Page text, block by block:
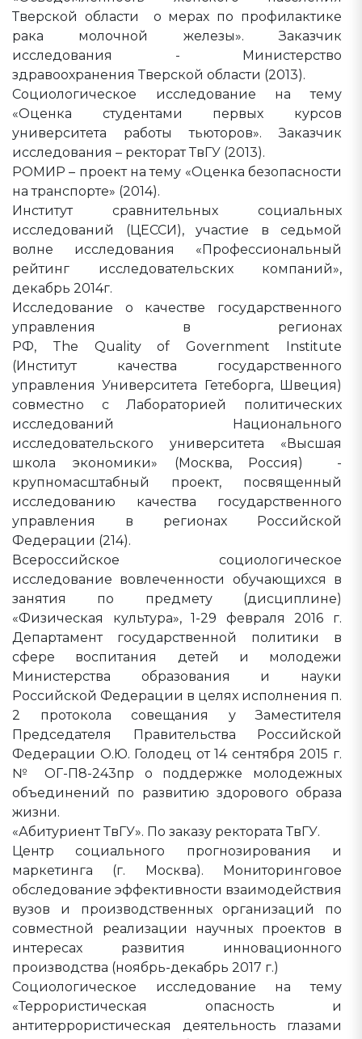
Тверской области о мерах по профилактике
рака молочной железы». Заказчик
исследования - Министерство
здравоохранения Тверской области (2013).
Социологическое исследование на тему
«Оценка студентами первых курсов
университета работы тьюторов». Заказчик
исследования – ректорат ТвГУ (2013).
РОМИР – проект на тему «Оценка безопасности
на транспорте» (2014).
Институт сравнительных социальных
исследований (ЦЕССИ), участие в седьмой
волне исследования «Профессиональный
рейтинг исследовательских компаний»,
декабрь 2014г.
Исследование о качестве государственного
управления в регионах
РФ, The Quality of Government Institute
(Институт качества государственного
управления Университета Гетеборга, Швеция)
совместно с Лабораторией политических
исследований Национального
исследовательского университета «Высшая
школа экономики» (Москва, Россия) -
крупномасштабный проект, посвященный
исследованию качества государственного
управления в регионах Российской
Федерации (214).
Всероссийское социологическое
исследование вовлеченности обучающихся в
занятия по предмету (дисциплине)
«Физическая культура», 1-29 февраля 2016 г.
Департамент государственной политики в
сфере воспитания детей и молодежи
Министерства образования и науки
Российской Федерации в целях исполнения п.
2 протокола совещания у Заместителя
Председателя Правительства Российской
Федерации О.Ю. Голодец от 14 сентября 2015 г.
№ ОГ-П8-243пр о поддержке молодежных
объединений по развитию здорового образа
жизни.
«Абитуриент ТвГУ». По заказу ректората ТвГУ.
Центр социального прогнозирования и
маркетинга (г. Москва). Мониторинговое
обследование эффективности взаимодействия
вузов и производственных организаций по
совместной реализации научных проектов в
интересах развития инновационного
производства (ноябрь-декабрь 2017 г.)
Социологическое исследование на тему
«Террористическая опасность и
антитеррористическая деятельность глазами